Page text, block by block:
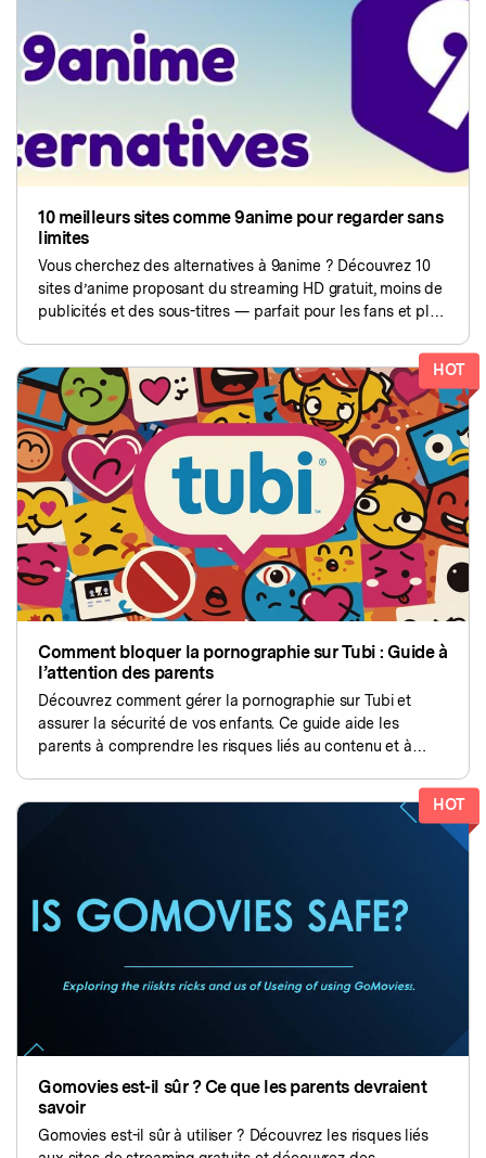
Rapprochez les Distances
Psychologiquement
search
10 meilleurs sites comme 9anime pour regarder sans
limites
Vous cherchez des alternatives à 9anime ? Découvrez 10
sites d’anime proposant du streaming HD gratuit, moins de
publicités et des sous-titres — parfait pour les fans et plus
HOT
Comment bloquer la pornographie sur Tubi : Guide à
l’attention des parents
Découvrez comment gérer la pornographie sur Tubi et
assurer la sécurité de vos enfants. Ce guide aide les
parents à comprendre les risques liés au contenu et à
HOT
Gomovies est-il sûr ? Ce que les parents devraient
savoir
Gomovies est-il sûr à utiliser ? Découvrez les risques liés